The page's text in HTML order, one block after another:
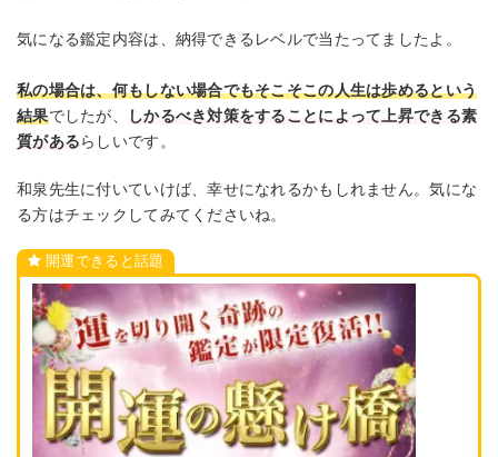
気になる鑑定内容は、納得できるレベルで当たってましたよ。
私の場合は、何もしない場合でもそこそこの人生は歩めるという
結果でしたが、
しかるべき対策をすることによって上昇できる素
質があるらしいです。
和泉先生に付いていけば、幸せになれるかもしれません。気にな
る方はチェックしてみてくださいね。
開運できると話題